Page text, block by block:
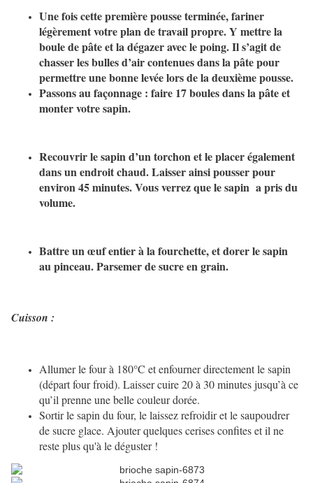
Une fois cette première pousse terminée, fariner
légèrement votre plan de travail propre. Y mettre la
boule de pâte et la dégazer avec le poing. Il s’agit de
chasser les bulles d’air contenues dans la pâte pour
permettre une bonne levée lors de la deuxième pousse.
Passons au façonnage : faire 17 boules dans la pâte et
monter votre sapin.
Recouvrir le sapin d’un torchon et le placer également
dans un endroit chaud. Laisser ainsi pousser pour
environ 45 minutes. Vous verrez que le sapin a pris du
volume.
Battre un œuf entier à la fourchette, et dorer le sapin
au pinceau. Parsemer de sucre en grain.
Cuisson :
Allumer le four à 180°C et enfourner directement le sapin
(départ four froid). Laisser cuire 20 à 30 minutes jusqu’à ce
qu’il prenne une belle couleur dorée.
Sortir le sapin du four, le laissez refroidir et le saupoudrer
de sucre glace. Ajouter quelques cerises confites et il ne
reste plus qu'à le déguster !